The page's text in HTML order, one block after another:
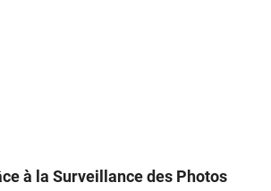
à la Surveillance des Photos